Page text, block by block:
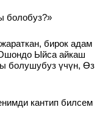
болобуз?»
бирок адам
Ыйса айкаш
болушубуз үчүн, Өз
кантип билсем